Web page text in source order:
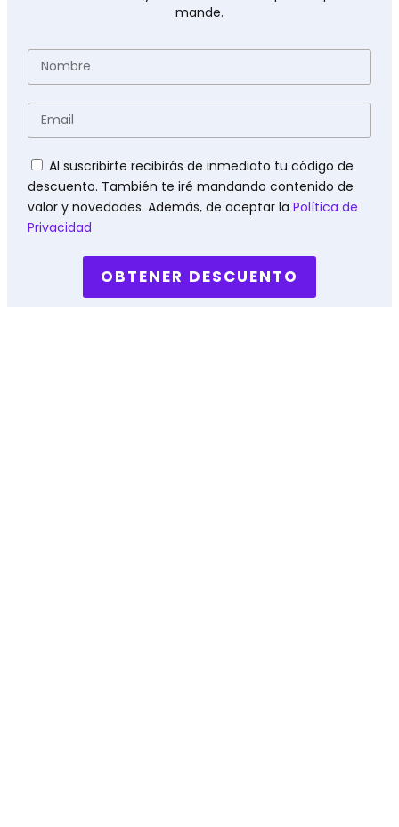
mande.
Nombre
Email
Políticas
Al suscribirte recibirás de inmediato tu código de
descuento. También te iré mandando contenido de
valor y novedades. Además, de aceptar la Política de
Privacidad
OBTENER DESCUENTO